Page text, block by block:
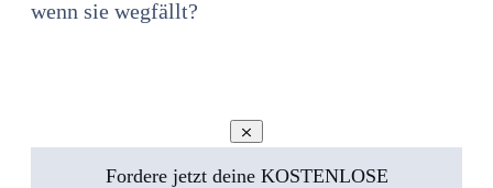
wenn sie wegfällt?
Fordere jetzt deine KOSTENLOSE